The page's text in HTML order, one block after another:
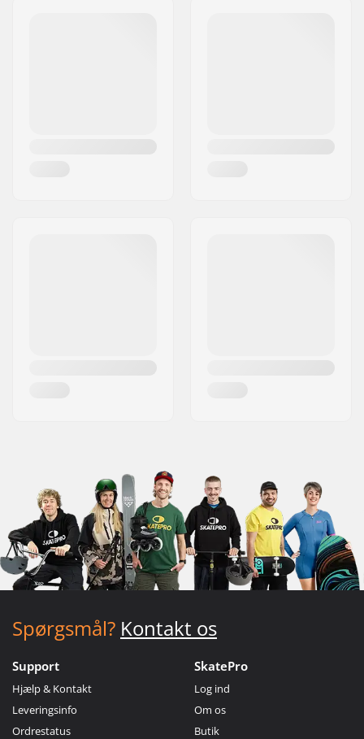
Spørgsmål? Kontakt os
Support
Hjælp & Kontakt
Leveringsinfo
Ordrestatus
SkatePro
Log ind
Om os
Butik